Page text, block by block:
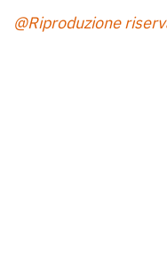
@Riproduzione